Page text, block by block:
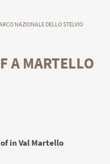
NAZIONALE DELLO STELVIO
A MARTELLO
in Val Martello